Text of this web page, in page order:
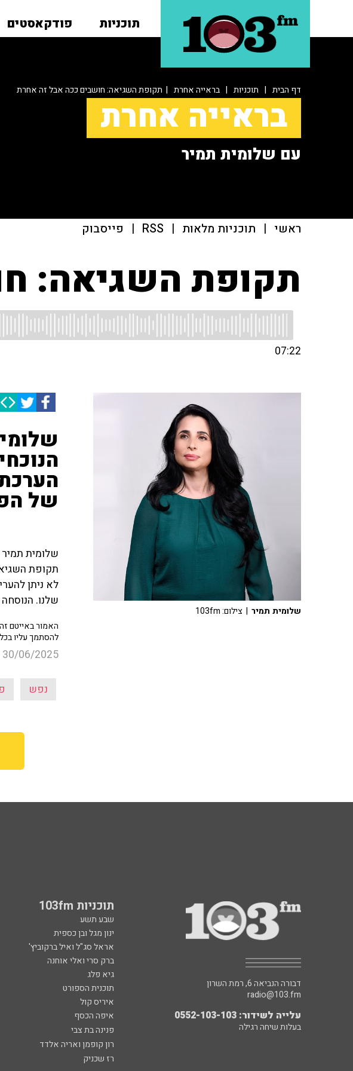
תוכניות פודקאסטים
דף הבית | תוכניות | בראייה אחרת | תקופת השגיאה: חושבים ככה אבל זה אחרת
בראייה אחרת
עם שלומית תמיר
ראשי | תוכניות מלאות |
RSS
| פייסבוק
תקופת השגיאה:
07:22
של
שלומית
תקופת
לא ניתן
שלנו.
האמור באייטם
להסתמך עליו
30/06/2025
נפש
שלומית תמיר | צילום: 103fm
תוכניות 103fm
שבע תשע
ינון מגל ובן כספית
אראל סג"ל ואיל ברקוביץ'
ברק סרי ואלי אוחנה
גיא פלג
תוכנית הספורט
איריס קול
איפה הכסף
פנינה בת צבי
רון קופמן ואריה אלדד
רז שכניק
דבורה הנביאה 6, רמת השרון
radio@103.fm
עלייה לשידור: 0552-103-103
בעלות שיחה רגילה